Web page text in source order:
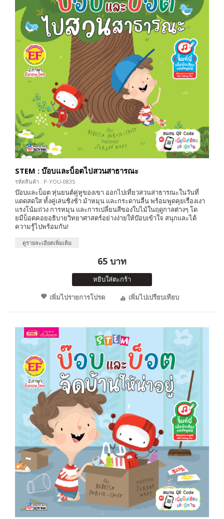
STEM : บ๊อบและบ็อตไปสวนสาธารณะ
รหัสสินค้า : P-YOU-0835
บ๊อบและบ็อต หุ่นยนต์คู่หูของเขา ออกไปเที่ยวสวนสาธารณะในวันที่
แดดสดใส ทั้งคู่เล่นชิงช้า ม้าหมุน และกระดานลื่น พร้อมพูดคุยเรื่องเงา
แรงโน้มถ่วง การหมุน และการเปลี่ยนสีของใบไม้ในฤดูกาลต่างๆ โด
ยมีบ็อตคอยอธิบายวิทยาศาสตร์อย่างง่ายให้บ๊อบเข้าใจ สนุกและได้
ความรู้ไปพร้อมกัน!
ดูรายละเอียดเพิ่มเติม
65 บาท
หยิบใส่ตะกร้า
เพิ่มไปรายการโปรด
เพิ่มไปเปรียบเทียบ